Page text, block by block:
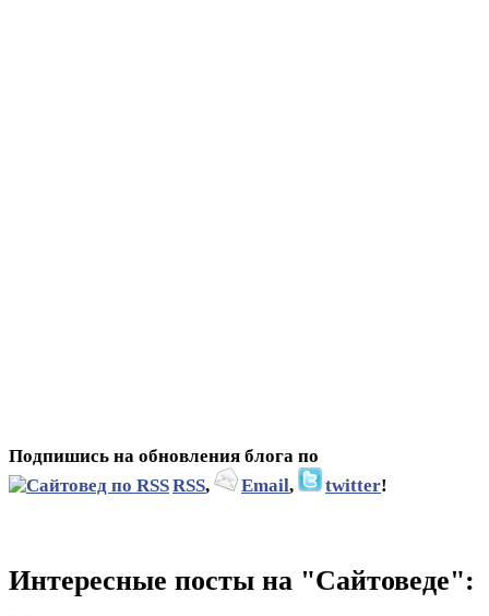
Подпишись на обновления блога по
RSS, Email, twitter!
Интересные посты на "Сайтоведе":